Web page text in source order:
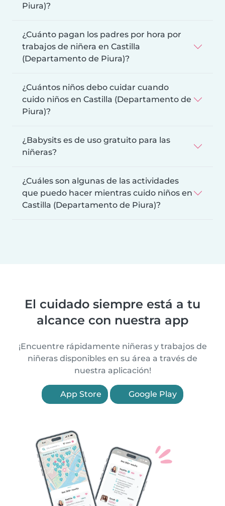
Piura)?
¿Cuánto pagan los padres por hora por
trabajos de niñera en Castilla
(Departamento de Piura)?
¿Cuántos niños debo cuidar cuando
cuido niños en Castilla (Departamento de
Piura)?
¿Babysits es de uso gratuito para las
niñeras?
¿Cuáles son algunas de las actividades
que puedo hacer mientras cuido niños en
Castilla (Departamento de Piura)?
El cuidado siempre está a tu
alcance con nuestra app
¡Encuentre rápidamente niñeras y trabajos de
niñeras disponibles en su área a través de
nuestra aplicación!
App Store Google Play